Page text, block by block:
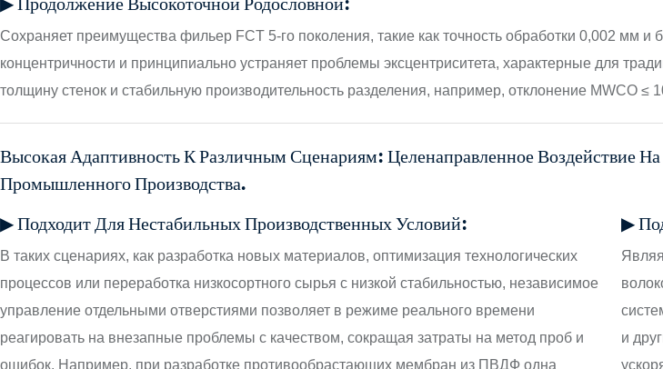
Сохраняет преимущества фильер FCT 5-го поколения, такие как точность обработки 0,002 мм и
концентричности и принципиально устраняет проблемы эксцентриситета, характерные для
толщину стенок и стабильную производительность разделения, например, отклонение MWCO ≤
Высокая Адаптивность К Различным Сценариям: Целенаправленное Воздействие
Промышленного Производства.
▶ Подходит Для Нестабильных Производственных Условий:
В таких сценариях, как разработка новых материалов, оптимизация технологических
процессов или переработка низкосортного сырья с низкой стабильностью, независимое
управление отдельными отверстиями позволяет в режиме реального времени
реагировать на внезапные проблемы с качеством, сокращая затраты на метод проб и
ошибок. Например, при разработке противообрастающих мембран из ПВДФ одна
▶
и